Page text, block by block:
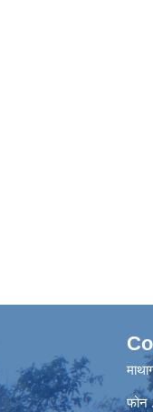
फोन